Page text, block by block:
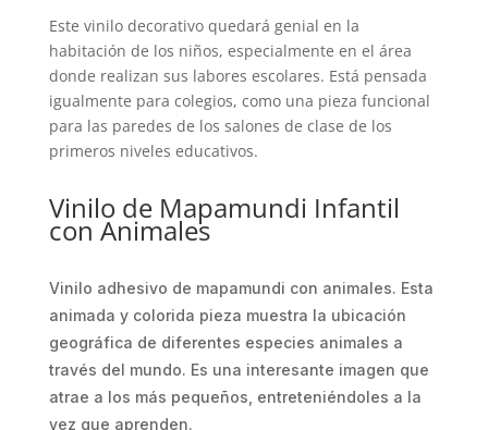
Este vinilo decorativo quedará genial en la
habitación de los niños, especialmente en el área
donde realizan sus labores escolares. Está pensada
igualmente para colegios, como una pieza funcional
para las paredes de los salones de clase de los
primeros niveles educativos.
Vinilo de Mapamundi Infantil
con Animales
Vinilo adhesivo de mapamundi con animales. Esta
animada y colorida pieza muestra la ubicación
geográfica de diferentes especies animales a
través del mundo. Es una interesante imagen que
atrae a los más pequeños, entreteniéndoles a la
vez que aprenden.